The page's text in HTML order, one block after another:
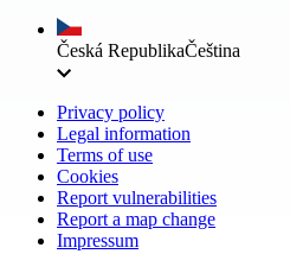
Česká RepublikaČeština
Privacy policy
Legal information
Terms of use
Cookies
Report vulnerabilities
Report a map change
Impressum